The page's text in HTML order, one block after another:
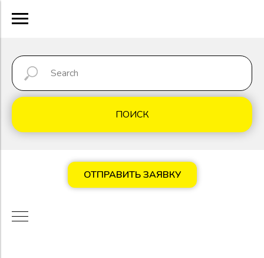
ПОИСК
ОТПРАВИТЬ ЗАЯВКУ